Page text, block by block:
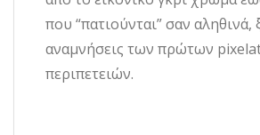
που “πατιούνται” σαν αληθινά,
αναμνήσεις των πρώτων
περιπετειών.